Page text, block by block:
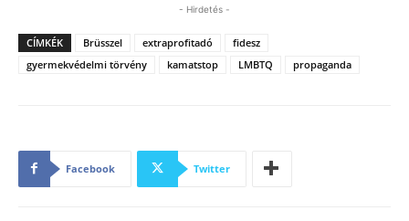
- Hirdetés -
CÍMKÉK Brüsszel extraprofitadó
fidesz
gyermekvédelmi törvény
kamatstop LMBTQ propaganda
Facebook Twitter